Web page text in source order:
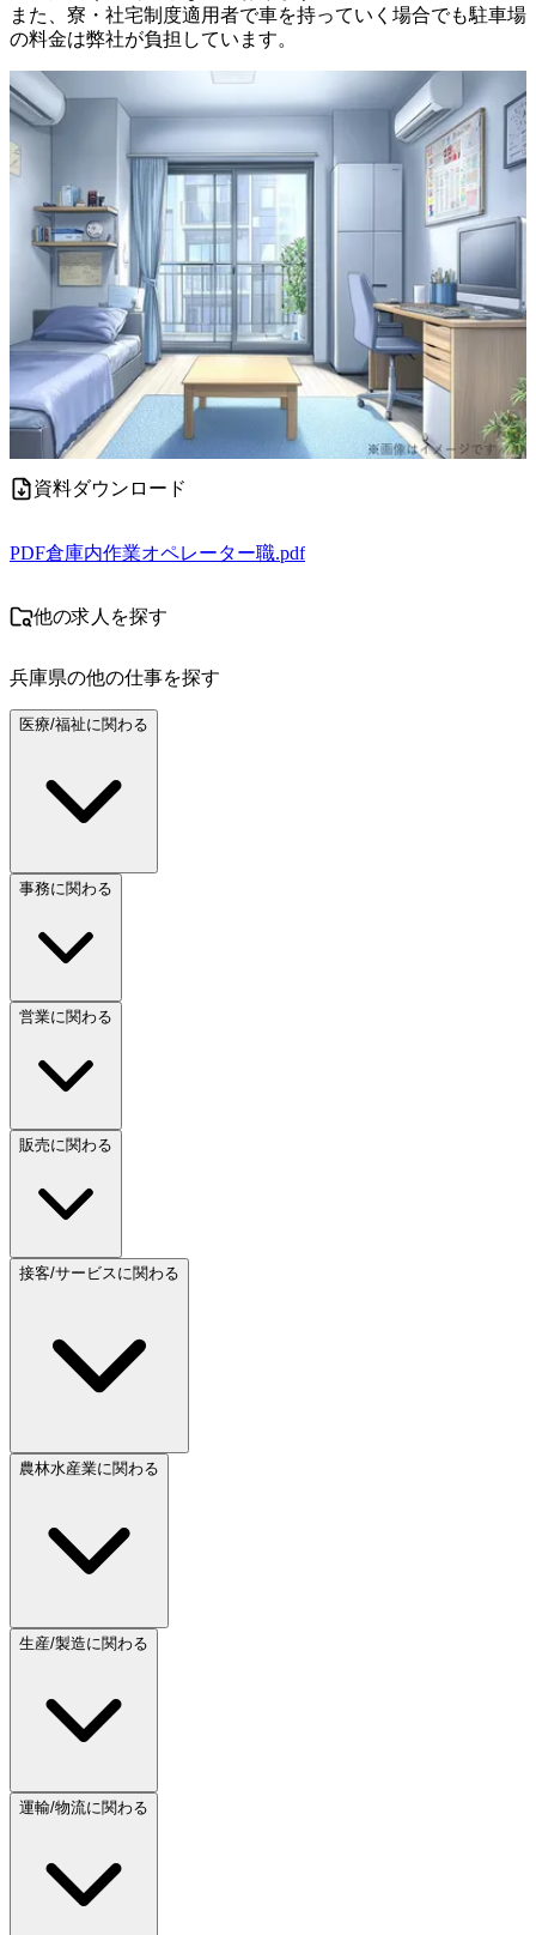
また、寮・社宅制度適用者で車を持っていく場合でも駐車場
の料金は弊社が負担しています。
資料ダウンロード
PDF倉庫内作業オペレーター職.pdf
他の求人を探す
兵庫県の他の仕事を探す
医療/福祉に関わる
事務に関わる
営業に関わる
販売に関わる
接客/サービスに関わる
農林水産業に関わる
生産/製造に関わる
運輸/物流に関わる